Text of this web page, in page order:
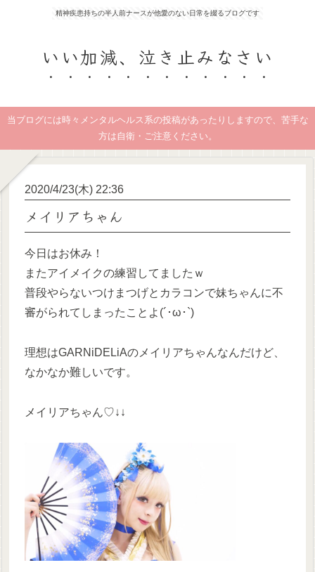
精神疾患持ちの半人前ナースが他愛のない日常を綴るブログです
いい加減、泣き止みなさい
当ブログには時々メンタルヘルス系の投稿があったりしますので、苦手な
方は自衛・ご注意ください。
2020/4/23(木) 22:36
メイリアちゃん
今日はお休み！
またアイメイクの練習してましたｗ
普段やらないつけまつげとカラコンで妹ちゃんに不
審がられてしまったことよ(´･ω･`)
理想はGARNiDELiAのメイリアちゃんなんだけど、
なかなか難しいです。
メイリアちゃん♡↓↓